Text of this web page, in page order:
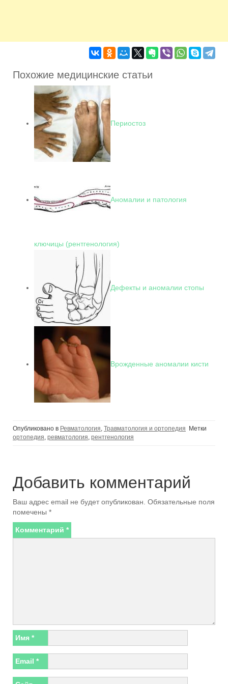
Похожие медицинские статьи
Периостоз
Аномалии и патология
ключицы (рентгенология)
Дефекты и аномалии стопы
Врожденные аномалии кисти
Опубликовано в Ревматология, Травматология и ортопедия
Метки
ортопедия, ревматология, рентгенология
Добавить комментарий
Ваш адрес email не будет опубликован. Обязательные поля
помечены *
Комментарий *
Имя *
Email *